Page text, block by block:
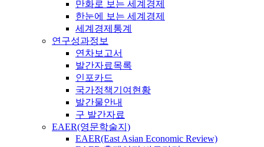
만화로 보는 세계경제
한눈에 보는 세계경제
세계경제통계
연구성과정보
연차보고서
발간자료목록
인포카드
국가정책기여현황
발간물안내
구 발간자료
EAER(영문학술지)
EAER(East Asian Economic Review)